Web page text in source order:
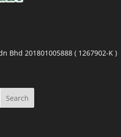
Bhd 201801005888 ( 1267902-K )